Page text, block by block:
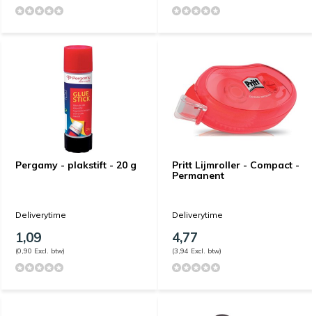
Pergamy - plakstift - 20 g
Deliverytime
1,09
(0,90 Excl. btw)
Pritt Lijmroller - Compact -
Permanent
Deliverytime
4,77
(3,94 Excl. btw)